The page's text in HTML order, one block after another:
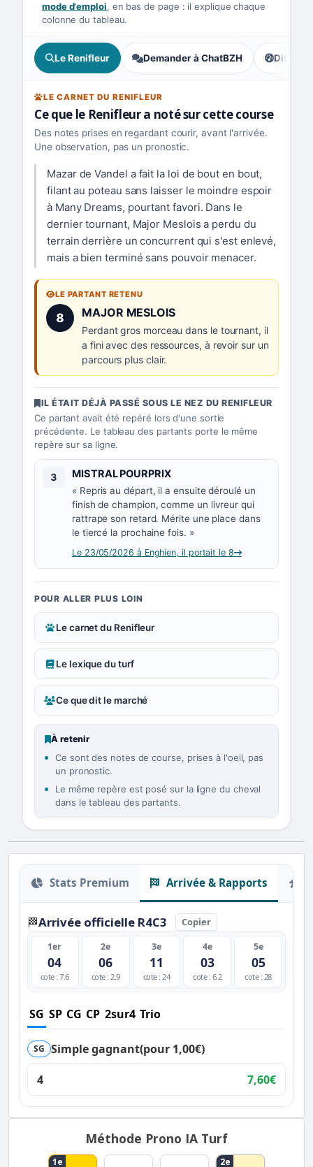
mode d'emploi, en bas de page : il explique chaque
colonne du tableau.
Le Renifleur Demander à ChatBZH ,
LE CARNET DU RENIFLEUR
Ce que le Renifleur a noté sur cette course
Des notes prises en regardant courir, avant l'arrivée.
Une observation, pas un pronostic.
Mazar de Vandel a fait la loi de bout en bout,
filant au poteau sans laisser le moindre espoir
à Many Dreams, pourtant favori. Dans le
dernier tournant, Major Meslois a perdu du
terrain derrière un concurrent qui s'est enlevé,
mais a bien terminé sans pouvoir menacer.
LE PARTANT RETENU
8 Numéro 8 :
MAJOR MESLOIS
Perdant gros morceau dans le tournant, il
a fini avec des ressources, à revoir sur un
parcours plus clair.
IL ÉTAIT DÉJÀ PASSÉ SOUS LE NEZ DU RENIFLEUR
Ce partant avait été repéré lors d'une sortie
précédente. Le tableau des partants porte le même
repère sur sa ligne.
3 Numéro 3 :
MISTRAL POURPRIX
« Repris au départ, il a ensuite déroulé un
finish de champion, comme un livreur qui
rattrape son retard. Mérite une place dans
le tiercé la prochaine fois. »
Le 23/05/2026 à Enghien, il portait le 8
POUR ALLER PLUS LOIN
Le carnet du Renifleur
Le lexique du turf
Ce que dit le marché
À retenir
Ce sont des notes de course, prises à l'oeil, pas
un pronostic.
Le même repère est posé sur la ligne du cheval
dans le tableau des partants.
Stats Premium Arrivée & Rapports
🏁Arrivée officielle R4C3 Copier
1er
04
cote : 7.6
2e
06
cote : 2.9
3e
11
cote : 24
4e
03
cote : 6.2
5e
05
cote : 28
SG SP CG CP 2sur4 Trio
SG Simple gagnant(pour 1,00€)
4
7,60€
Méthode Prono IA Turf
1e 2e